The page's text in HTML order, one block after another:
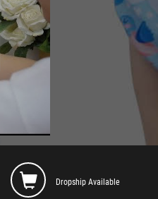
Dropship Available